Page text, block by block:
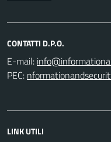
CONTATTI D.P.O.
E-mail:
PEC:
LINK UTILI